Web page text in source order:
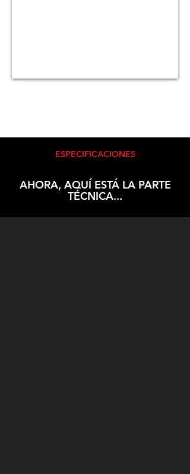
ESPECIFICACIONES
AHORA, AQUÍ ESTÁ LA PARTE
TÉCNICA...